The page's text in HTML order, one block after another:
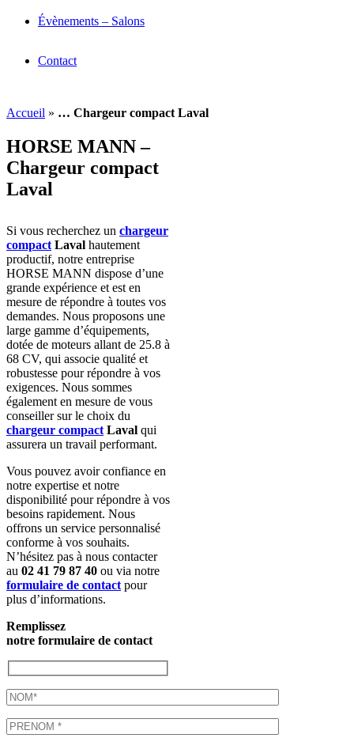
Évènements – Salons
Contact
Accueil » … Chargeur compact Laval
HORSE MANN –
Chargeur compact
Laval
Si vous recherchez un chargeur
compact Laval hautement
productif, notre entreprise
HORSE MANN dispose d’une
grande expérience et est en
mesure de répondre à toutes vos
demandes. Nous proposons une
large gamme d’équipements,
dotée de moteurs allant de 25.8 à
68 CV, qui associe qualité et
robustesse pour répondre à vos
exigences. Nous sommes
également en mesure de vous
conseiller sur le choix du
chargeur compact Laval qui
assurera un travail performant.
Vous pouvez avoir confiance en
notre expertise et notre
disponibilité pour répondre à vos
besoins rapidement. Nous
offrons un service personnalisé
conforme à vos souhaits.
N’hésitez pas à nous contacter
au 02 41 79 87 40 ou via notre
formulaire de contact pour
plus d’informations.
Remplissez
notre formulaire de contact